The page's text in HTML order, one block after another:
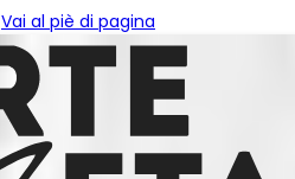
Vai al piè di pagina